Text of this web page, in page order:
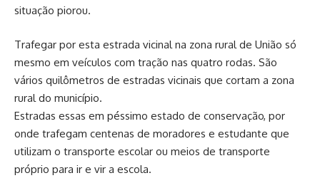
situação piorou.
Trafegar por esta estrada vicinal na zona rural de União só
mesmo em veículos com tração nas quatro rodas. São
vários quilômetros de estradas vicinais que cortam a zona
rural do município.
Estradas essas em péssimo estado de conservação, por
onde trafegam centenas de moradores e estudante que
utilizam o transporte escolar ou meios de transporte
próprio para ir e vir a escola.